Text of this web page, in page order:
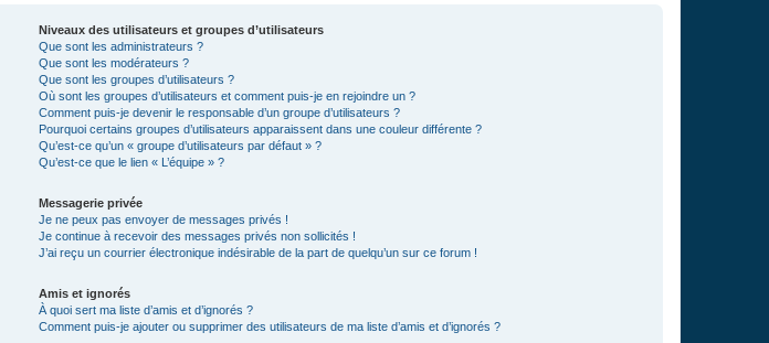
Niveaux des utilisateurs et groupes d’utilisateurs
Que sont les administrateurs ?
Que sont les modérateurs ?
Que sont les groupes d’utilisateurs ?
Où sont les groupes d’utilisateurs et comment puis-je en rejoindre un ?
Comment puis-je devenir le responsable d’un groupe d’utilisateurs ?
Pourquoi certains groupes d’utilisateurs apparaissent dans une couleur différente ?
Qu’est-ce qu’un « groupe d’utilisateurs par défaut » ?
Qu’est-ce que le lien « L’équipe » ?
Messagerie privée
Je ne peux pas envoyer de messages privés !
Je continue à recevoir des messages privés non sollicités !
J’ai reçu un courrier électronique indésirable de la part de quelqu’un sur ce forum !
Amis et ignorés
À quoi sert ma liste d’amis et d’ignorés ?
Comment puis-je ajouter ou supprimer des utilisateurs de ma liste d’amis et d’ignorés ?